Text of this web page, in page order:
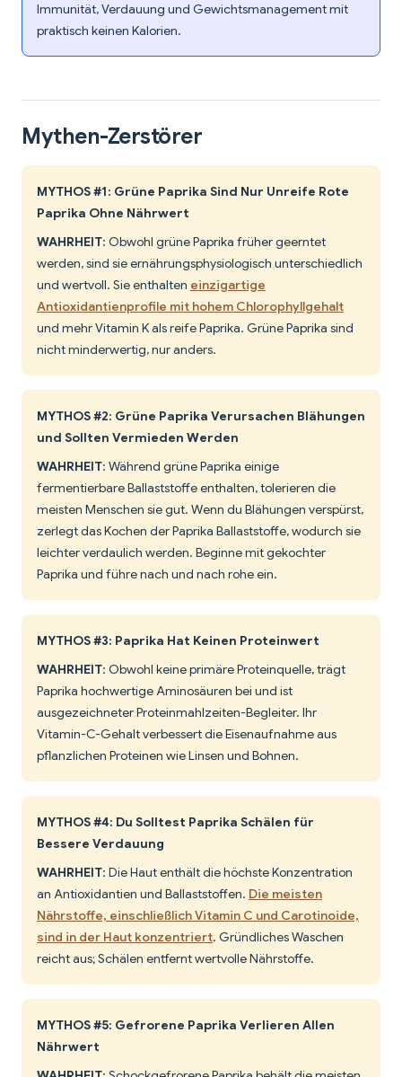
Immunität, Verdauung und Gewichtsmanagement mit
praktisch keinen Kalorien.
Mythen-Zerstörer
MYTHOS #1: Grüne Paprika Sind Nur Unreife Rote
Paprika Ohne Nährwert
WAHRHEIT: Obwohl grüne Paprika früher geerntet
werden, sind sie ernährungsphysiologisch unterschiedlich
und wertvoll. Sie enthalten einzigartige
Antioxidantienprofile mit hohem Chlorophyllgehalt
und mehr Vitamin K als reife Paprika. Grüne Paprika sind
nicht minderwertig, nur anders.
MYTHOS #2: Grüne Paprika Verursachen Blähungen
und Sollten Vermieden Werden
WAHRHEIT: Während grüne Paprika einige
fermentierbare Ballaststoffe enthalten, tolerieren die
meisten Menschen sie gut. Wenn du Blähungen verspürst,
zerlegt das Kochen der Paprika Ballaststoffe, wodurch sie
leichter verdaulich werden. Beginne mit gekochter
Paprika und führe nach und nach rohe ein.
MYTHOS #3: Paprika Hat Keinen Proteinwert
WAHRHEIT: Obwohl keine primäre Proteinquelle, trägt
Paprika hochwertige Aminosäuren bei und ist
ausgezeichneter Proteinmahlzeiten-Begleiter. Ihr
Vitamin-C-Gehalt verbessert die Eisenaufnahme aus
pflanzlichen Proteinen wie Linsen und Bohnen.
MYTHOS #4: Du Solltest Paprika Schälen für
Bessere Verdauung
WAHRHEIT: Die Haut enthält die höchste Konzentration
an Antioxidantien und Ballaststoffen. Die meisten
Nährstoffe, einschließlich Vitamin C und Carotinoide,
sind in der Haut konzentriert. Gründliches Waschen
reicht aus; Schälen entfernt wertvolle Nährstoffe.
MYTHOS #5: Gefrorene Paprika Verlieren Allen
Nährwert